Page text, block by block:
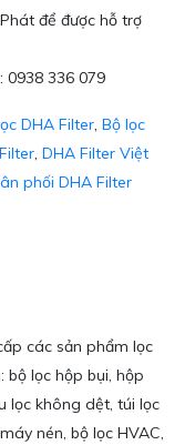
để được hỗ trợ
0938 336 079
DHA Filter, Bộ lọc
, DHA Filter Việt
phối DHA Filter
các sản phẩm lọc
bộ lọc hộp bụi, hộp
lọc không dệt, túi lọc
nén, bộ lọc HVAC,